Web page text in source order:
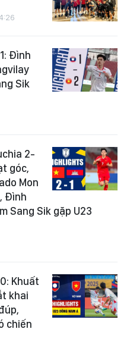
Đình
Sik
2-
góc,
Mon
Đình
Sang Sik gặp U23
Khuất
khai
chiến